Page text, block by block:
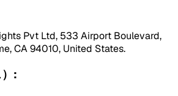
Pvt Ltd, 533 Airport Boulevard,
CA 94010, United States.
: